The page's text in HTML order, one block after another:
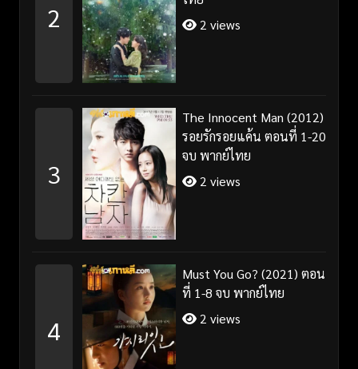
2
2 views
3
The Innocent Man (2012)
รอยรักรอยแค้น ตอนที่ 1-20
จบ พากย์ไทย
2 views
4
Must You Go? (2021) ตอน
ที่ 1-8 จบ พากย์ไทย
2 views